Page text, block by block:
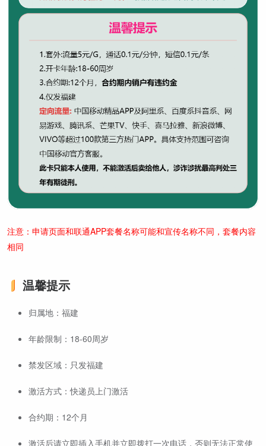
注意：申请页面和联通APP套餐名称可能和宣传名称不同，套餐内容
相同
温馨提示
归属地：福建
年龄限制：18-60周岁
禁发区域：只发福建
激活方式：快递员上门激活
合约期：12个月
激活后请立即插入手机并立即拨打一次电话，否则无法正常使